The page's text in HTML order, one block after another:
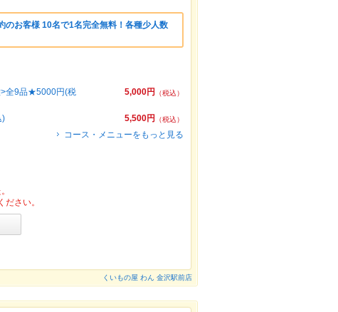
のお客様 10名で1名完全無料！各種少人数
5,000円
（税込）
>全9品★5000円(税
5,500円
（税込）
)
コース・メニューをもっと見る
さい。
くいもの屋 わん 金沢駅前店